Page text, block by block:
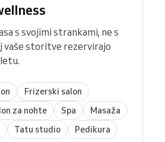
s svojimi strankami, ne s
vaše storitve rezervirajo
Frizerski salon
za nohte Spa
Masaža
Tatu studio Pedikura